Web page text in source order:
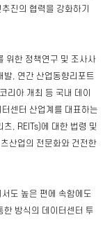
진의 협력을 강화하기
위한 정책연구 및 조사사
발, 연간 산업동향리포트
리아 개최 등 국내 데이
센터 산업계를 대표하는
, REITs)에 대한 법령 및
산업의 전문화와 건전한
도 높은 편에 속함에도
한 방식의 데이터센터 투